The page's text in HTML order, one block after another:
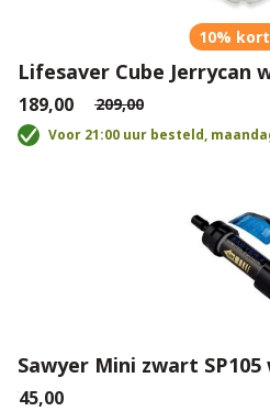
10%
Lifesaver Cube Jerrycan
€189,00 €209,00
Voor 21:00 uur besteld,
Sawyer Mini zwart
€45,00